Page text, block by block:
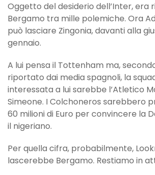
Oggetto del desiderio dell’Inter, era
Bergamo tra mille polemiche. Ora
può lasciare Zingonia, davanti alla
gennaio.
A lui pensa il Tottenham ma,
riportato dai media spagnoli, la
interessata a lui sarebbe l’Atletico
Simeone. I Colchoneros sarebbero
60 milioni di Euro per convincere la
il nigeriano.
Per quella cifra, probabilmente,
lascerebbe Bergamo. Restiamo in